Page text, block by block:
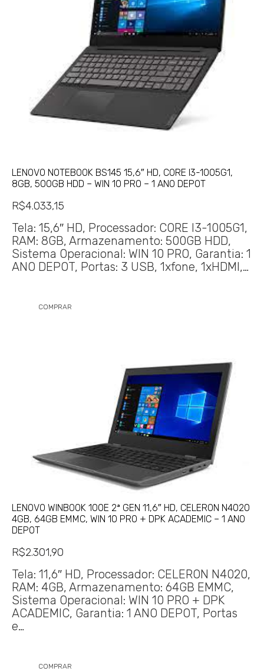
LENOVO NOTEBOOK BS145 15,6″ HD, CORE I3-1005G1,
8GB, 500GB HDD – WIN 10 PRO – 1 ANO DEPOT
R$4.033,15
Tela: 15,6″ HD, Processador: CORE I3-1005G1,
RAM: 8GB, Armazenamento: 500GB HDD,
Sistema Operacional: WIN 10 PRO, Garantia: 1
ANO DEPOT, Portas: 3 USB, 1xfone, 1xHDMI,…
COMPRAR
LENOVO WINBOOK 100E 2ª GEN 11,6″ HD, CELERON N4020
4GB, 64GB EMMC, WIN 10 PRO + DPK ACADEMIC – 1 ANO
DEPOT
R$2.301,90
Tela: 11,6″ HD, Processador: CELERON N4020,
RAM: 4GB, Armazenamento: 64GB EMMC,
Sistema Operacional: WIN 10 PRO + DPK
ACADEMIC, Garantia: 1 ANO DEPOT, Portas
e…
COMPRAR